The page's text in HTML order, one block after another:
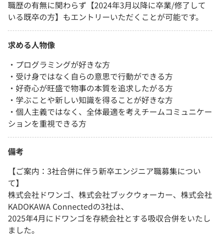
職歴の有無に関わらず【2024年3月以降に卒業/修了して
いる既卒の方】もエントリーいただくことが可能です。
求める人物像
・プログラミングが好きな方
・受け身ではなく自らの意思で行動ができる方
・好奇心が旺盛で物事の本質を追求したがる方
・学ぶことや新しい知識を得ることが好きな方
・個人主義ではなく、全体最適を考えチームコミュニケー
ションを重視できる方
備考
【ご案内：3社合併に伴う新卒エンジニア職募集につい
て】
株式会社ドワンゴ、株式会社ブックウォーカー、株式会社
KADOKAWA Connectedの3社は、
2025年4月にドワンゴを存続会社とする吸収合併をいたし
ました。